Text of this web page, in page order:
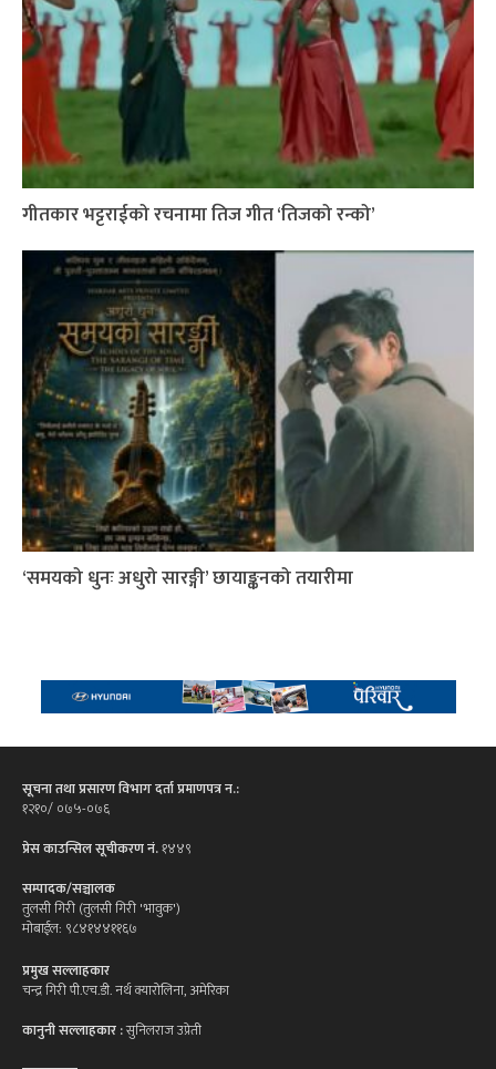
गीतकार भट्टराईको रचनामा तिज गीत ‘तिजको रन्को’
‘समयको धुनः अधुरो सारङ्गी’ छायाङ्कनको तयारीमा
सूचना तथा प्रसारण विभाग दर्ता प्रमाणपत्र न.:
१२१०/ ०७५-०७६
प्रेस काउन्सिल सूचीकरण नं.१४४९
सम्पादक/सञ्चालक
तुलसी गिरी (तुलसी गिरी 'भावुक')
मोबाईल: ९८४१४४११६७
प्रमुख सल्लाहकार
चन्द्र गिरी पी.एच.डी. नर्थ क्यारोलिना, अमेरिका
कानुनी सल्लाहकार :सुनिलराज उप्रेती